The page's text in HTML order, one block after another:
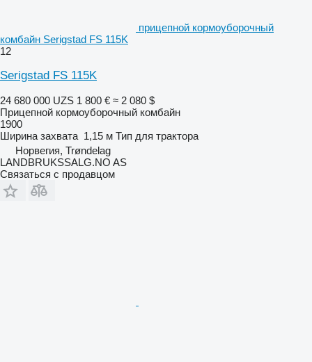
прицепной кормоуборочный
комбайн Serigstad FS 115K
12
Serigstad FS 115K
24 680 000 UZS 1 800 € ≈ 2 080 $
Прицепной кормоуборочный комбайн
1900
Ширина захвата 1,15 м Тип для трактора
Норвегия, Trøndelag
LANDBRUKSSALG.NO AS
Связаться с продавцом